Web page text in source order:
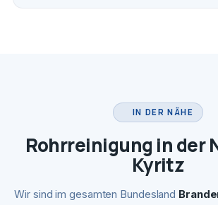
IN DER NÄHE
Rohrreinigung in der
Kyritz
Wir sind im gesamten Bundesland